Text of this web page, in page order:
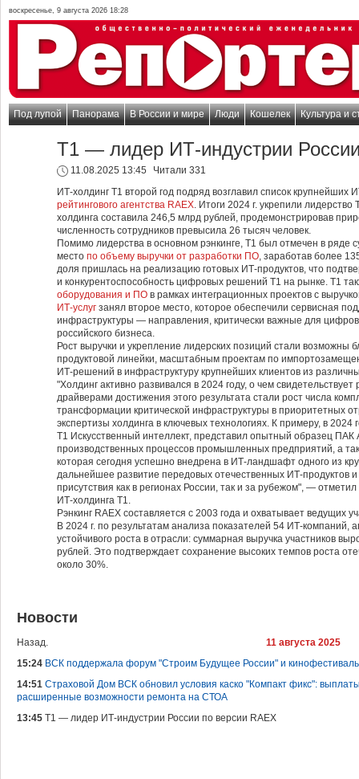
воскресенье, 9 августа 2026 18:28
Под лупой Панорама В России и мире Люди Кошелек Культура и
Т1 — лидер ИТ-индустрии
11.08.2025 13:45
Читали 331
ИТ-холдинг Т1 второй год подряд возглавил список крупнейших
рейтингового агентства RAEX. Итоги 2024 г. укрепили
холдинга составила 246,5 млрд рублей, продемонстрировав
численность сотрудников превысила 26 тысяч человек.
Помимо лидерства в основном рэнкинге, Т1 был отмечен в ряде
место по объему выручки от разработки ПО, заработав более
доля пришлась на реализацию готовых ИТ-продуктов, что
и конкурентоспособность цифровых решений Т1 на рынке. Т1
оборудования и ПО в рамках интеграционных проектов с
ИТ-услуг занял второе место, которое обеспечили сервисная
инфраструктуры — направления, критически важные для
российского бизнеса.
Рост выручки и укрепление лидерских позиций стали возможны
продуктовой линейки, масштабным проектам по
ИТ-решений в инфраструктуру крупнейших клиентов из
"Холдинг активно развивался в 2024 году, о чем
драйверами достижения этого результата стали рост числа
трансформации критической инфраструктуры в приоритетных
экспертизы холдинга в ключевых технологиях. К примеру, в 2024
Т1 Искусственный интеллект, представил опытный образец
производственных процессов промышленных предприятий, а
которая сегодня успешно внедрена в ИТ-ландшафт одного из
дальнейшее развитие передовых отечественных ИТ-продуктов
присутствия как в регионах России, так и за рубежом", —
ИТ-холдинга Т1.
Рэнкинг RAEX составляется с 2003 года и охватывает ведущих
В 2024 г. по результатам анализа показателей 54 ИТ-компаний,
устойчивого роста в отрасли: суммарная выручка участников
рублей. Это подтверждает сохранение высоких темпов роста
около 30%.
Новости
Назад.
11 августа 2025
15:24 ВСК поддержала форум "Строим Будущее России" и
14:51 Страховой Дом ВСК обновил условия каско "Компакт фикс":
расширенные возможности ремонта на СТОА
13:45 Т1 — лидер ИТ-индустрии России по версии RAEX